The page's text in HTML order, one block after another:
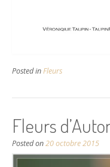
Posted inFleurs
Fleurs
Posted on20 octobre 2015